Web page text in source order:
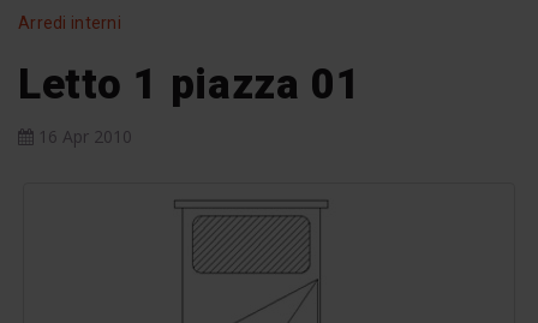
Arredi interni
Letto 1 piazza 01
16 Apr 2010